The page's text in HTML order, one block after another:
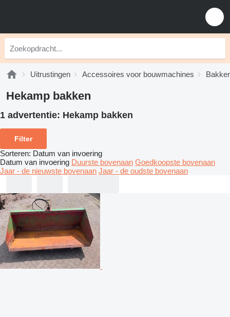
Uitrustingen Accessoires voor bouwmachines
Hekamp bakken
1 advertentie: Hekamp bakken
Filter
Sorteren: Datum van invoering
Datum van invoering Duurste bovenaan Goedkoopste bovenaan
Jaar - de nieuwste bovenaan Jaar - de oudste bovenaan